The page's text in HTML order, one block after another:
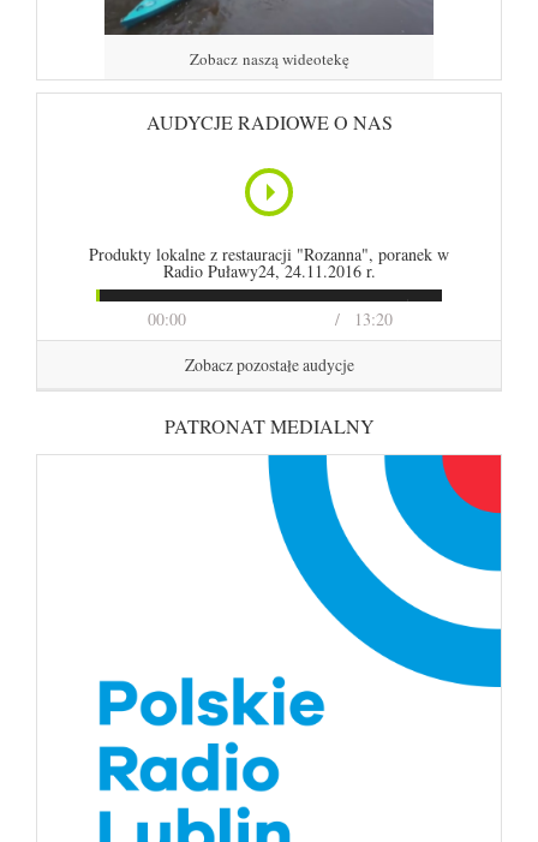
Zobacz naszą wideotekę
AUDYCJE RADIOWE O NAS
00:00 13:20
Produkty lokalne z restauracji "Rozanna", poranek w
Radio Puławy24, 24.11.2016 r.
Zobacz pozostałe audycje
PATRONAT MEDIALNY